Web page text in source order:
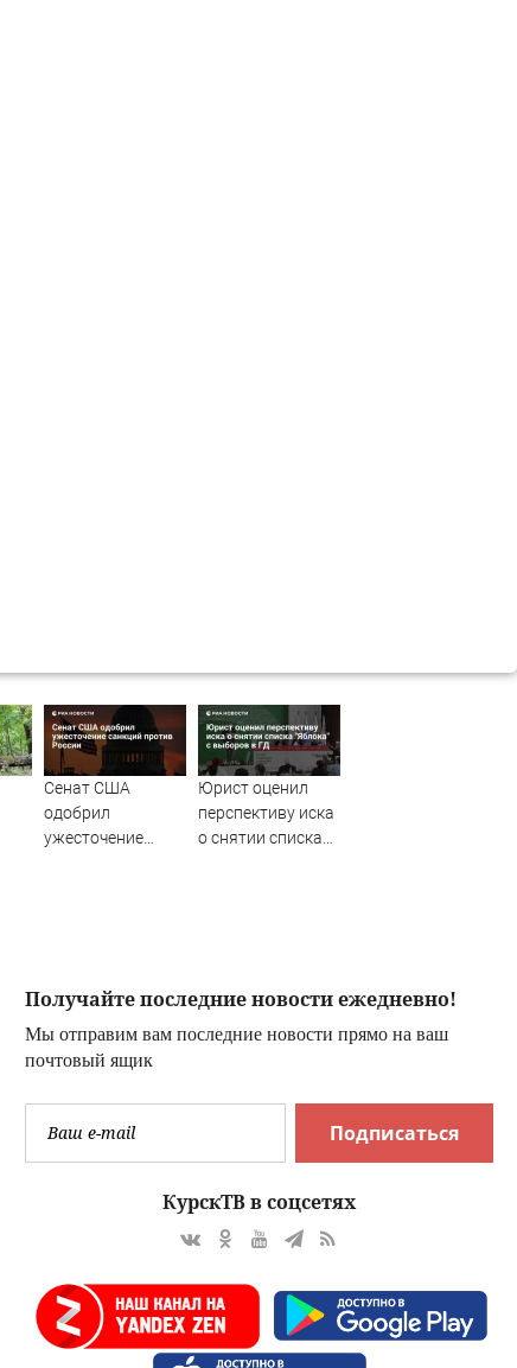
Сенат США
одобрил
ужесточение
Юрист оценил
перспективу иска
о снятии списка
Получайте последние новости ежедневно!
Мы отправим вам последние новости прямо на ваш
почтовый ящик
Подписаться
КурскТВ в соцсетях